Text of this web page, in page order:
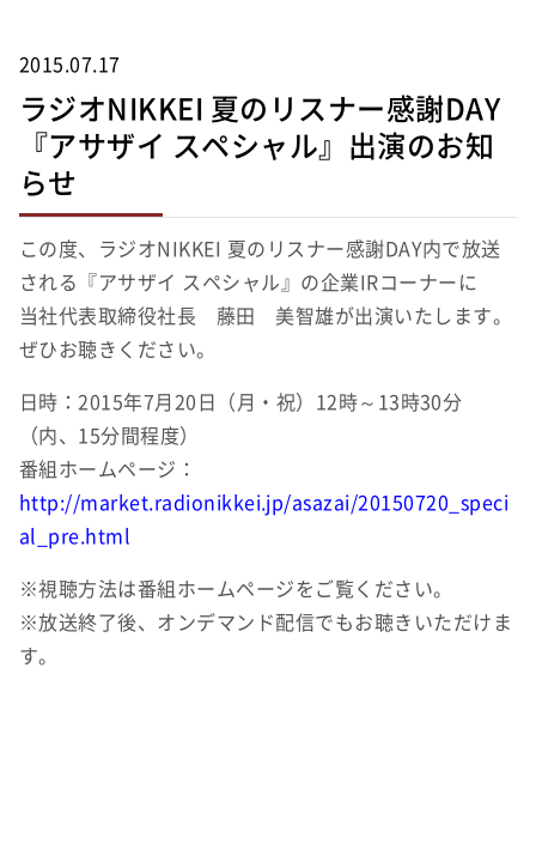
2015.07.17
ラジオNIKKEI 夏のリスナー感謝DAY
『アサザイ スペシャル』出演のお知
らせ
この度、ラジオNIKKEI 夏のリスナー感謝DAY内で放送
される『アサザイ スペシャル』の企業IRコーナーに
当社代表取締役社長 藤田 美智雄が出演いたします。
ぜひお聴きください。
日時：2015年7月20日（月・祝）12時～13時30分
（内、15分間程度）
番組ホームページ：
http://market.radionikkei.jp/asazai/20150720_speci
al_pre.html
※視聴方法は番組ホームページをご覧ください。
※放送終了後、オンデマンド配信でもお聴きいただけま
す。